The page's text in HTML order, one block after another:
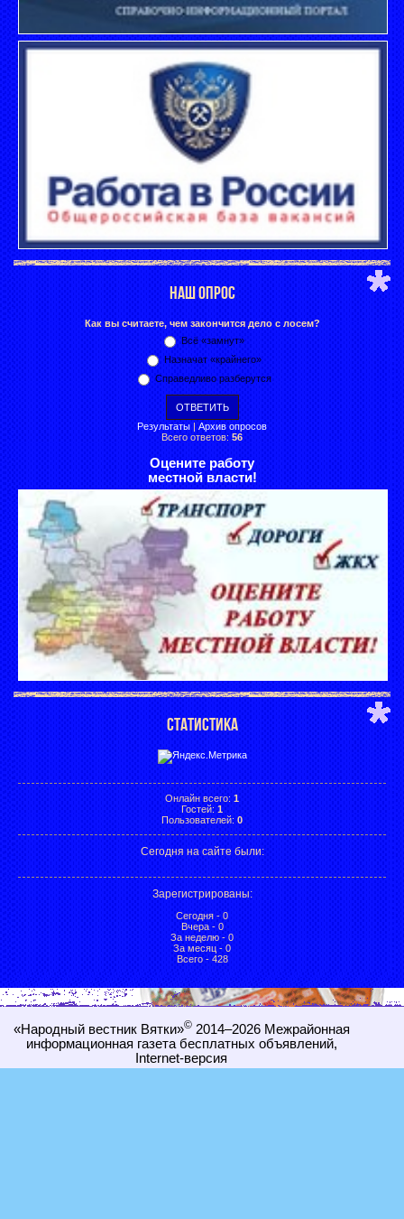
НАШ ОПРОС
Как вы считаете, чем закончится дело с лосем?
Всё «замнут»
Назначат «крайнего»
Справедливо разберутся
Результаты | Архив опросов
Всего ответов: 56
Оцените работу
местной власти!
СТАТИСТИКА
Онлайн всего: 1
Гостей: 1
Пользователей: 0
Сегодня на сайте были:
Зарегистрированы:
Сегодня - 0
Вчера - 0
За неделю - 0
За месяц - 0
Всего - 428
«Народный вестник Вятки»©2014–2026 Межрайонная
информационная газета бесплатных объявлений,
Internet-версия